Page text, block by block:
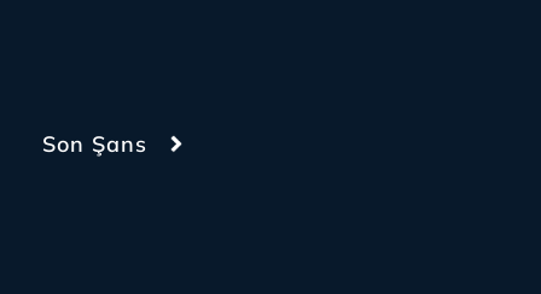
Son Şans